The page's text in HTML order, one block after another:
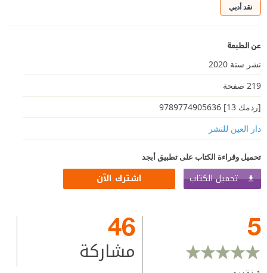
نقد أدبي
عن الطبعة
نشر سنة 2020
219 صفحة
[ردمك 13] 9789774905636
دار العين للنشر
تحميل وقراءة الكتاب على تطبيق أبجد
تحميل الكتاب اشترك الآن
5
46
مشاركة